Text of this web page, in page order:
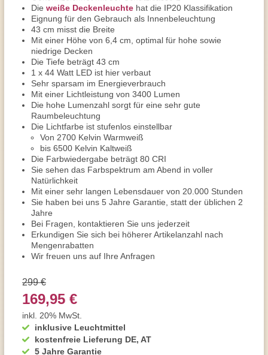
Die weiße Deckenleuchte hat die IP20 Klassifikation
Eignung für den Gebrauch als Innenbeleuchtung
43 cm misst die Breite
Mit einer Höhe von 6,4 cm, optimal für hohe sowie
niedrige Decken
Die Tiefe beträgt 43 cm
1 x 44 Watt LED ist hier verbaut
Sehr sparsam im Energieverbrauch
Mit einer Lichtleistung von 3400 Lumen
Die hohe Lumenzahl sorgt für eine sehr gute
Raumbeleuchtung
Die Lichtfarbe ist stufenlos einstellbar
Von 2700 Kelvin Warmweiß
bis 6500 Kelvin Kaltweiß
Die Farbwiedergabe beträgt 80 CRI
Sie sehen das Farbspektrum am Abend in voller
Natürlichkeit
Mit einer sehr langen Lebensdauer von 20.000 Stunden
Sie haben bei uns 5 Jahre Garantie, statt der üblichen 2
Jahre
Bei Fragen, kontaktieren Sie uns jederzeit
Erkundigen Sie sich bei höherer Artikelanzahl nach
Mengenrabatten
Wir freuen uns auf Ihre Anfragen
inklusive Leuchtmittel
kostenfreie Lieferung DE, AT
5 Jahre Garantie
299 €
169,95 €
inkl. 20% MwSt.